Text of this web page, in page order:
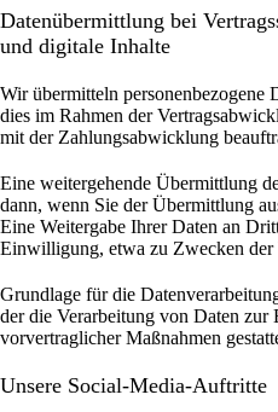
Daten­übermittlung bei
und digitale Inhalte
Wir übermitteln personenbezogene
dies im Rahmen der
mit der Zahlungsabwicklung
Eine weitergehende Übermittlung
dann, wenn Sie der Übermittlung
Eine Weitergabe Ihrer Daten an
Einwilligung, etwa zu Zwecken der
Grundlage für die
der die Verarbeitung von Daten zur
vorvertraglicher Maßnahmen
Unsere Social-Media-Auftritte